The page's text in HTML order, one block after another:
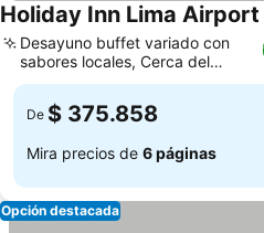
Holiday Inn Lima Airport
Desayuno buffet variado con
sabores locales, Cerca del
aeropuerto
De $ 375.858
Mira precios de 6 páginas
Opción destacada